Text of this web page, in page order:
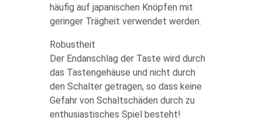
häufig auf japanischen Knöpfen mit
geringer Trägheit verwendet werden.
Robustheit
Der Endanschlag der Taste wird durch
das Tastengehäuse und nicht durch
den Schalter getragen, so dass keine
Gefahr von Schaltschäden durch zu
enthusiastisches Spiel besteht!